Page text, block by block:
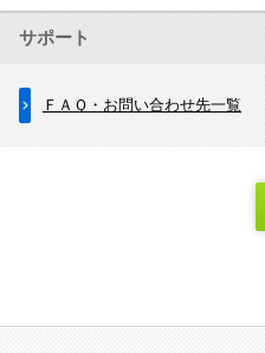
サポート
ＦＡＱ・お問い合わせ先一覧